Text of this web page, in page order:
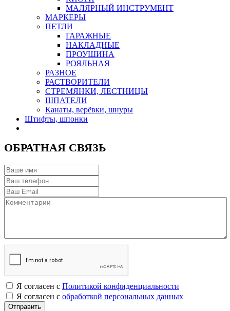
МАЛЯРНЫЙ ИНСТРУМЕНТ
МАРКЕРЫ
ПЕТЛИ
ГАРАЖНЫЕ
НАКЛАДНЫЕ
ПРОУШИНА
РОЯЛЬНАЯ
РАЗНОЕ
РАСТВОРИТЕЛИ
СТРЕМЯНКИ, ЛЕСТНИЦЫ
ШПАТЕЛИ
Канаты, верёвки, шнуры
Штифты, шпонки
ОБРАТНАЯ СВЯЗЬ
Я согласен с Политикой конфиденциальности
Я согласен с обработкой персональных данных